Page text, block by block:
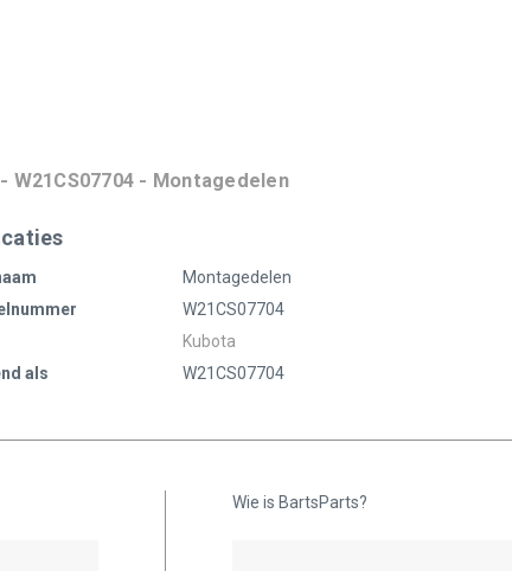
W21CS07704 - Montagedelen
Montagedelen
W21CS07704
Kubota
als
W21CS07704
Wie is BartsParts?